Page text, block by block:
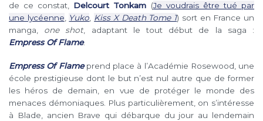
de ce constat, Delcourt Tonkam (Je voudrais être tué par
une lycéenne
Yuko Kiss X Death Tome 1) sort en France un
manga, one shot, adaptant le tout début de la saga :
Empress Of Flame.
Empress Of Flameprend place à l’Académie Rosewood, une
école prestigieuse dont le but n’est nul autre que de former
les héros de demain, en vue de protéger le monde des
menaces démoniaques. Plus particulièrement, on s’intéresse
à Blade, ancien Brave qui débarque du jour au lendemain